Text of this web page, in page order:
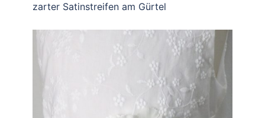
zarter Satinstreifen am Gürtel